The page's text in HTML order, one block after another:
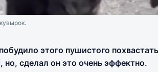
этого пушистого
но, сделал он это очень эффектно.